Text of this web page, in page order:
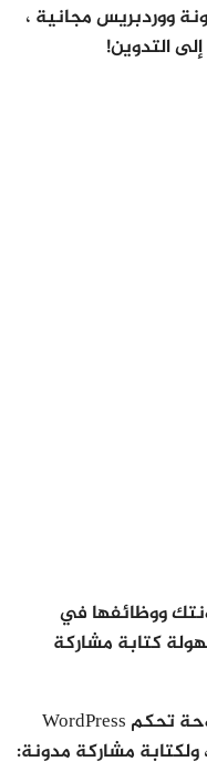
ووردبريس مجانية ،
التدوين!
ووظائفها في
كتابة مشاركة
عند تسجيل الدخول لأول مرة إلى لوحة تحكم WordPress
مشاركة مدونة: